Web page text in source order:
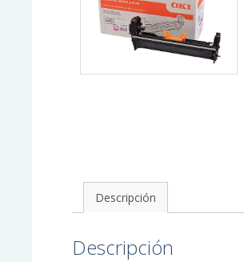
Descripción
Descripción